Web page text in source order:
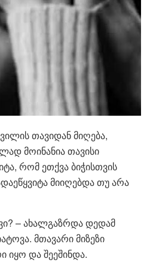
თავიდან მიღება,
მოინანია თავისი
რომ ეთქვა ბიჭისთვის
მიიღებდა თუ არა
– ახალგაზრდა დედამ
მთავარი მიზეზი
იყო და შეეშინდა.